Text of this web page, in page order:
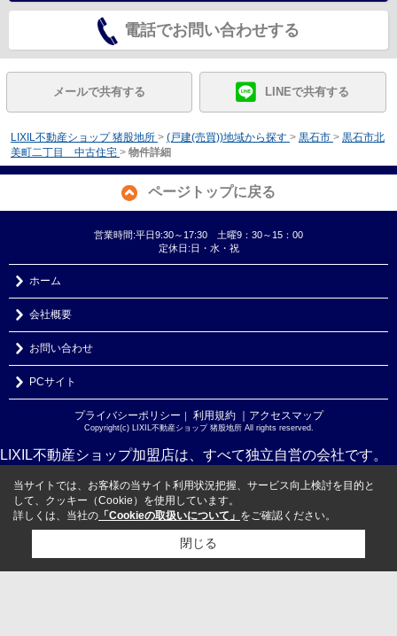
電話でお問い合わせする
メールで共有する LINEで共有する
LIXIL不動産ショップ 猪股地所 > (戸建(売買))地域から探す > 黒石市 > 黒石市北
美町二丁目 中古住宅 > 物件詳細
ページトップに戻る
営業時間:平日9:30～17:30 土曜9：30～15：00
定休日:日・水・祝
ホーム
会社概要
お問い合わせ
PCサイト
プライバシーポリシー ｜ 利用規約 ｜アクセスマップ
Copyright(c) LIXIL不動産ショップ 猪股地所 All rights reserved.
LIXIL不動産ショップ加盟店は、すべて独立自営の会社です。
当サイトでは、お客様の当サイト利用状況把握、サービス向上検討を目的と
して、クッキー（Cookie）を使用しています。
詳しくは、当社の 「Cookieの取扱いについて」 をご確認ください。
閉じる